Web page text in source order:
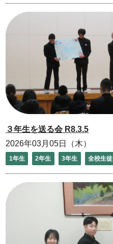
３年生を送る会 R8.3.5
2026年03月05日（木）
1年生 2年生 3年生 全校生徒